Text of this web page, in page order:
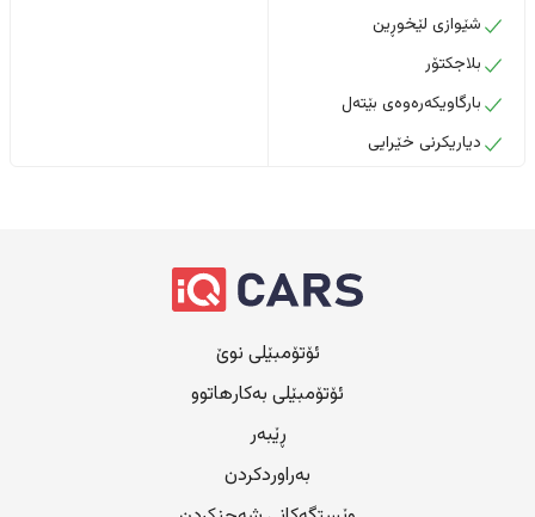
شێوازی لێخوڕین
بلاجکتۆر
بارگاویکەرەوەی بێتەل
دیاریکرنی خێرایی
ئۆتۆمبێلی نوێ
ئۆتۆمبێلی بەکارهاتوو
ڕێبەر
بەراوردکردن